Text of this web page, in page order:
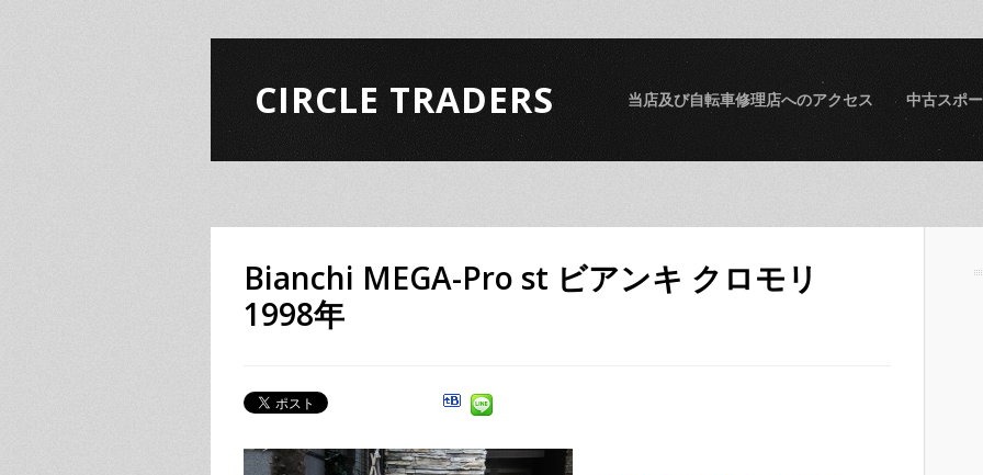
CIRCLE TRADERS 当店及び自転車修理店へのアクセス 中古スポ
Bianchi MEGA-Pro st ビアンキ クロモリ
1998年